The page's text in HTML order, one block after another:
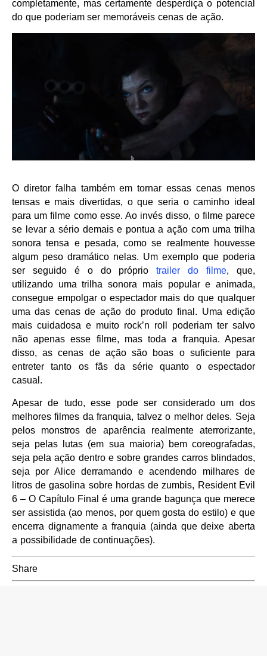
completamente, mas certamente desperdiça o potencial
do que poderiam ser memoráveis cenas de ação.
O diretor falha também em tornar essas cenas menos
tensas e mais divertidas, o que seria o caminho ideal
para um filme como esse. Ao invés disso, o filme parece
se levar a sério demais e pontua a ação com uma trilha
sonora tensa e pesada, como se realmente houvesse
algum peso dramático nelas. Um exemplo que poderia
ser seguido é o do própriotrailer do filme, que,
utilizando uma trilha sonora mais popular e animada,
consegue empolgar o espectador mais do que qualquer
uma das cenas de ação do produto final. Uma edição
mais cuidadosa e muito rock’n roll poderiam ter salvo
não apenas esse filme, mas toda a franquia. Apesar
disso, as cenas de ação são boas o suficiente para
entreter tanto os fãs da série quanto o espectador
casual.
Apesar de tudo, esse pode ser considerado um dos
melhores filmes da franquia, talvez o melhor deles. Seja
pelos monstros de aparência realmente aterrorizante,
seja pelas lutas (em sua maioria) bem coreografadas,
seja pela ação dentro e sobre grandes carros blindados,
seja por Alice derramando e acendendo milhares de
litros de gasolina sobre hordas de zumbis, Resident Evil
6 – O Capítulo Final é uma grande bagunça que merece
ser assistida (ao menos, por quem gosta do estilo) e que
encerra dignamente a franquia (ainda que deixe aberta
a possibilidade de continuações).
Share